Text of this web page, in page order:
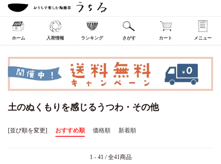
ホーム 入荷情報 ランキング さがす カート メニュー
土のぬくもりを感じるうつわ・その他
[並び順を変更] おすすめ順 価格順 新着順
1 - 41 / 全41商品